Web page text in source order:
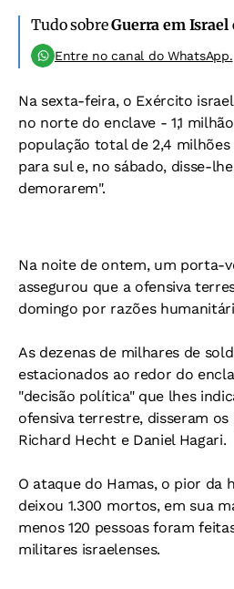
Tudo sobreGuerra em Israel
Entre no canal do WhatsApp.
Na sexta-feira, o Exército
no norte do enclave - 1,1
população total de 2,4
para sul e, no sábado, disse-
demorarem".
Na noite de ontem, um porta-
assegurou que a ofensiva
domingo por razões
As dezenas de milhares de
estacionados ao redor do
"decisão política" que lhes
ofensiva terrestre, disseram
Richard Hecht e Daniel Hagari.
O ataque do Hamas, o pior da
deixou 1.300 mortos, em sua
menos 120 pessoas foram
militares israelenses.